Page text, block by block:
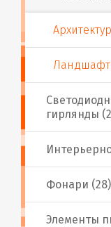
Фонари (28)
гирлянды
Элементы